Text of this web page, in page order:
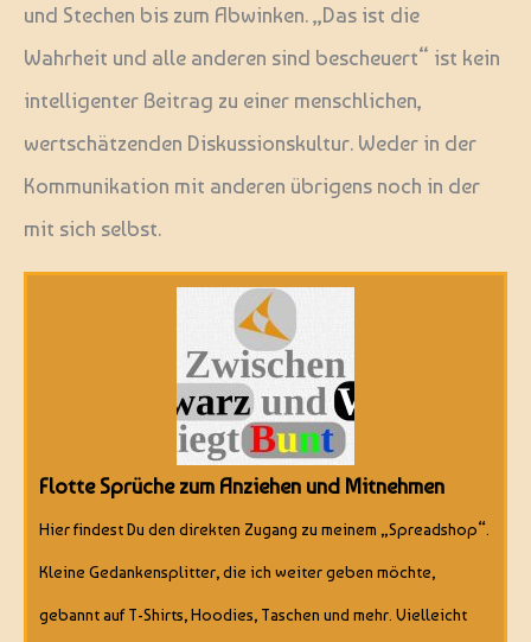
und Stechen bis zum Abwinken. „Das ist die
Wahrheit und alle anderen sind bescheuert“ ist kein
intelligenter Beitrag zu einer menschlichen,
wertschätzenden Diskussionskultur. Weder in der
Kommunikation mit anderen übrigens noch in der
mit sich selbst.
Flotte Sprüche zum Anziehen und Mitnehmen
Hier findest Du den direkten Zugang zu meinem „Spreadshop“.
Kleine Gedankensplitter, die ich weiter geben möchte,
gebannt auf T-Shirts, Hoodies, Taschen und mehr. Vielleicht